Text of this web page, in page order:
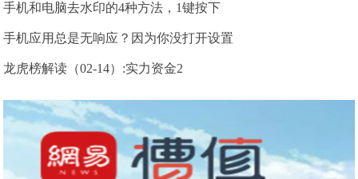
手机和电脑去水印的4种方法，1键按下
手机应用总是无响应？因为你没打开设置
龙虎榜解读（02-14）:实力资金2